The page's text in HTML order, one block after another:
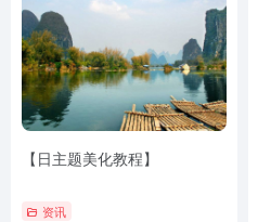
【日主题美化教程】
资讯